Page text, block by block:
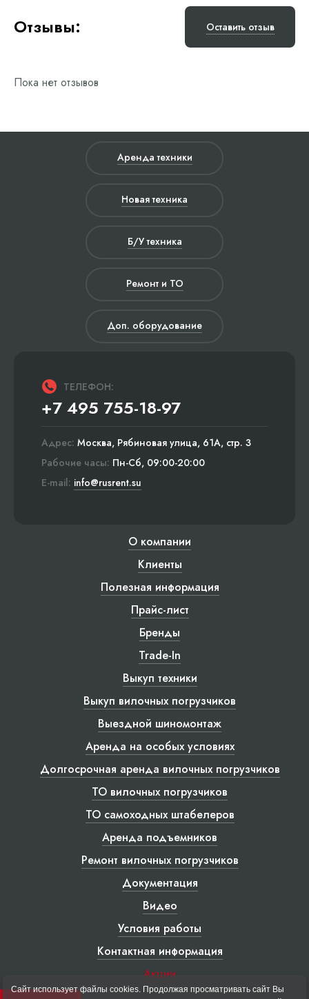
Отзывы: Оставить отзыв
Пока нет отзывов
Аренда техники
Новая техника
Б/У техника
Ремонт и ТО
Доп. оборудование
ТЕЛЕФОН:
+7 495 755-18-97
Адрес: Москва, Рябиновая улица, 61А, стр. 3
Рабочие часы: Пн-Сб, 09:00-20:00
E-mail: info@rusrent.su
О компании
Клиенты
Полезная информация
Прайс-лист
Бренды
Trade-In
Выкуп техники
Выкуп вилочных погрузчиков
Выездной шиномонтаж
Аренда на особых условиях
Долгосрочная аренда вилочных погрузчиков
ТО вилочных погрузчиков
ТО самоходных штабелеров
Аренда подъемников
Ремонт вилочных погрузчиков
Документация
Видео
Условия работы
Контактная информация
Акции
Сайт использует файлы cookies. Продолжая просматривать сайт Вы